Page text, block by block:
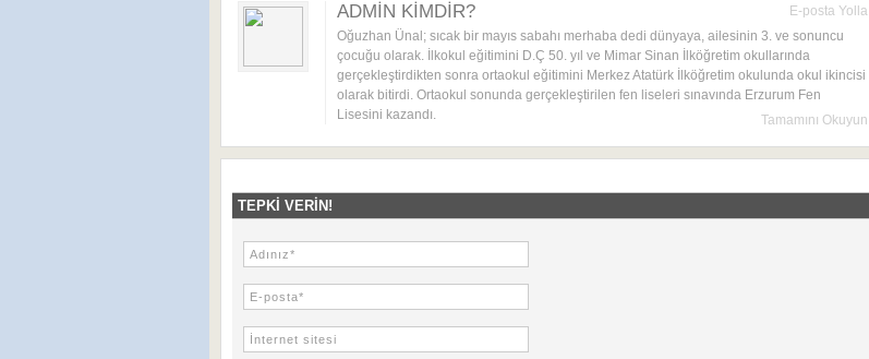
ADMIN KIMDIR?
Oğuzhan Ünal; sıcak bir mayıs sabahı merhaba dedi dünyaya, ailesinin 3. ve sonuncu
çocuğu olarak. İlkokul eğitimini D.Ç 50. yıl ve Mimar Sinan İlköğretim okullarında
gerçekleştirdikten sonra ortaokul eğitimini Merkez Atatürk İlköğretim okulunda okul ikincisi
olarak bitirdi. Ortaokul sonunda gerçekleştirilen fen liseleri sınavında Erzurum Fen
Lisesini kazandı.
Tamamını Okuyun
E-posta Yolla
TEPKI VERIN!